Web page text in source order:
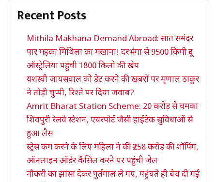
Recent Posts
Mithila Makhana Demand Abroad: सात समंदर
पार महका मिथिला का मखाना! दरभंगा से 9500 किमी दूर
ऑस्ट्रेलिया पहुंची 1800 किलो की खेप
यशस्वी जायसवाल को डेट करने की खबरों पर मृणाल ठाकुर
ने तोड़ी चुप्पी, रिश्ते पर दिया जवाब?
Amrit Bharat Station Scheme: 20 करोड़ से चमका
शिवपुरी रेलवे स्टेशन, एयरपोर्ट जैसी हाईटेक सुविधाओं से
हुआ लैस
स्ट्रेस कम करने के लिए महिला ने की ₹258 करोड़ की शॉपिंग,
ऑनलाइन ऑर्डर कैंसिल करने पर पहुंची जेल
नौकरी का झांसा देकर पुर्तगाल ले गए, पहुंचते ही बेच दी गई